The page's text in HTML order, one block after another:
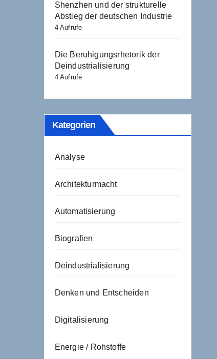
Shenzhen und der strukturelle
Abstieg der deutschen Industrie
4 Aufrufe
Die Beruhigungsrhetorik der
Deindustrialisierung
4 Aufrufe
Kategorien
Analyse
Architekturmacht
Automatisierung
Biografien
Deindustrialisierung
Denken und Entscheiden
Digitalisierung
Energie / Rohstoffe